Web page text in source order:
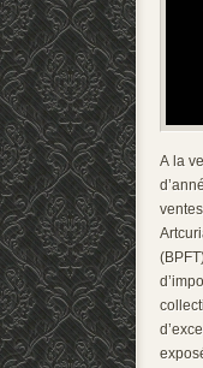
A la